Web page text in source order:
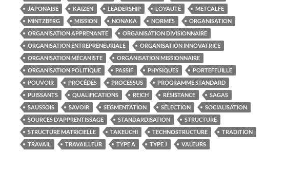
JAPONAISE
KAIZEN LEADERSHIP LOYAUTÉ
METCALFE
MINTZBERG
MISSION NONAKA NORMES
ORGANISATION
ORGANISATION APPRENANTE
ORGANISATION DIVISIONNAIRE
ORGANISATION ENTREPRENEURIALE
ORGANISATION INNOVATRICE
ORGANISATION MÉCANISTE
ORGANISATION MISSIONNAIRE
ORGANISATION POLITIQUE
PASSIF PHYSIQUES
PORTEFEUILLE
POUVOIR
PROCÉDÉS PROCESSUS
PROGRAMME STANDARD
PUISSANTS
QUALIFICATIONS REICH RÉSISTANCE
SAGAS
SAUSSOIS
SAVOIR SEGMENTATION SÉLECTION
SOCIALISATION
SOURCES D'APPRENTISSAGE
STANDARDISATION
STRUCTURE
STRUCTURE MATRICIELLE
TAKEUCHI TECHNOSTRUCTURE
TRADITION
TRAVAIL
TRAVAILLEUR TYPE A TYPE J VALEURS